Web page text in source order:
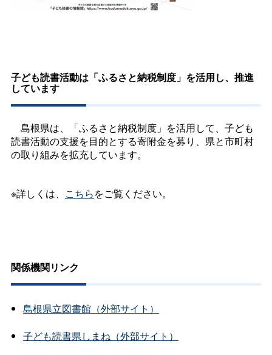
子ども読書活動は「ふるさと納税制度」を活用し、推進
しています
島根県は、「ふるさと納税制度」を活用して、子ども
読書活動の支援を目的とする寄附金を募り、県と市町村
の取り組みを拡充しています。
※詳しくは、 こちらをご覧ください。
関係機関リンク
島根県立図書館（外部サイト）
子ども読書県しまね（外部サイト）